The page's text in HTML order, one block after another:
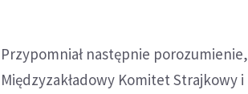
Przypomniał następnie
Międzyzakładowy Komitet Strajkowy